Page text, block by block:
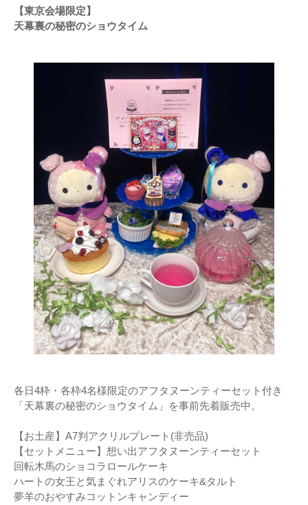
【東京会場限定】
天幕裏の秘密のショウタイム
各日4枠・各枠4名様限定のアフタヌーンティーセット付き
「天幕裏の秘密のショウタイム」を事前先着販売中。
【お土産】A7判アクリルプレート(非売品)
【セットメニュー】想い出アフタヌーンティーセット
回転木馬のショコラロールケーキ
ハートの女王と気まぐれアリスのケーキ&タルト
夢羊のおやすみコットンキャンディー